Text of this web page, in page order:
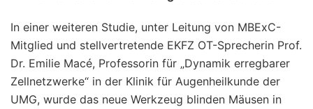
In einer weiteren Studie, unter Leitung von MBExC-
Mitglied und stellvertretende EKFZ OT-Sprecherin Prof.
Dr. Emilie Macé, Professorin für „Dynamik erregbarer
Zellnetzwerke“ in der Klinik für Augenheilkunde der
UMG, wurde das neue Werkzeug blinden Mäusen in